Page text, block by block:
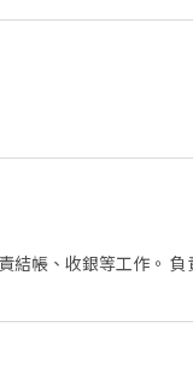
等工作。 負責洗、剝、